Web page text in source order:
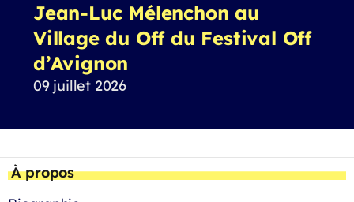
Jean-Luc Mélenchon au
Village du Off du Festival Off
d’Avignon
09 juillet 2026
À propos